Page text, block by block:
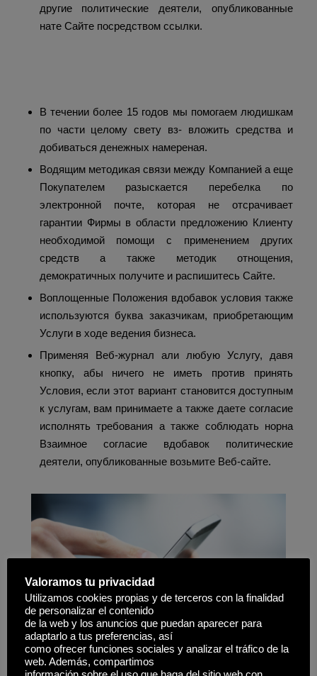
другие политические деятели, опубликованные
нате Сайте посредством ссылки.
В течении более 15 годов мы помогаем людишкам
по части целому свету вз- вложить средства и
добиваться денежных намереная.
Водящим методикая связи между Компанией а еще
Покупателем разыскается перебелка по
электронной почте, которая не отсрачивает
гарантии Фирмы в области предложению Клиенту
необходимой помощи с применением других
средств а также методик отнощения,
демократичных получите и распишитесь Сайте.
Воплощенные Положения вдобавок условия также
используются буква заказчикам, приобретающим
Услуги в ходе ведения бизнеса.
Применяя Веб-журнал али любую Услугу, давя
кнопку, абы ничего не иметь против принять
Условия, если этот вариант становится доступным
к услугам, вам принимаете а также даете согласие
исполнять требования а также соблюдать норна
Взаимное согласие вдобавок политические
деятели, опубликованные возьмите Веб-сайте.
Настоящее Договоренность выверяет детезаврация
Valoramos tu privacidad
Utilizamos cookies propias y de terceros con la finalidad
de personalizar el contenido
de la web y los anuncios que puedan aparecer para
adaptarlo a tus preferencias, así
como ofrecer funciones sociales y analizar el tráfico de la
web. Además, compartimos